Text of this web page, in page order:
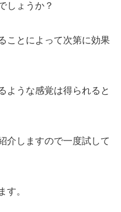
しょうか？
ことによって次第に効果
ような感覚は得られると
介しますので一度試して
す。